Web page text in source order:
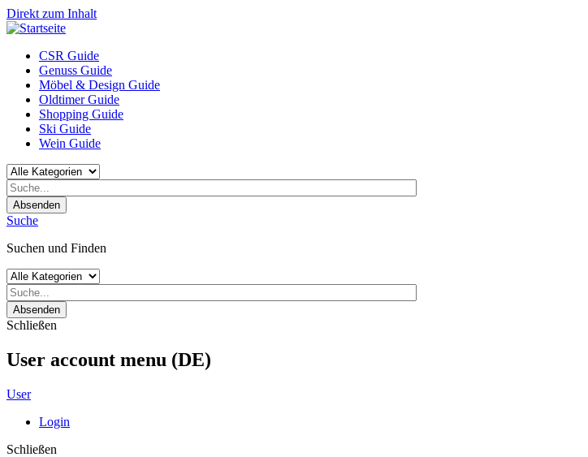
Direkt zum Inhalt
CSR Guide
Genuss Guide
Möbel & Design Guide
Oldtimer Guide
Shopping Guide
Ski Guide
Wein Guide
Absenden
Suche
Suchen und Finden
Absenden
Schließen
User account menu (DE)
User
Login
Schließen